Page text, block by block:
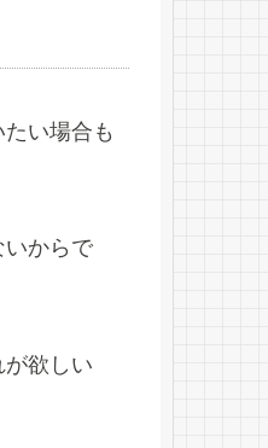
い場合も
いからで
欲しい